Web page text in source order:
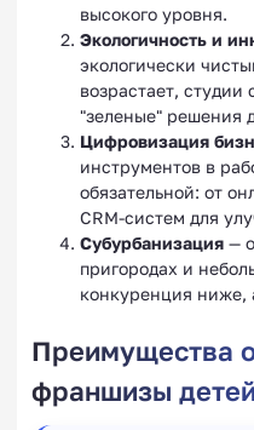
высокого уровня.
Экологичность и
экологически
возрастает, студии
"зеленые" решения
Цифровизация
инструментов в
обязательной: от
CRM-систем для
Субурбанизация —
пригородах и
конкуренция ниже,
Преимущества
франшизы